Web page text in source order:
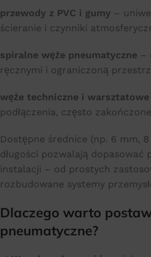
przewody z PVC i gumy –
ścieranie i czynniki
spiralne węże pneumatyczne –
ręcznymi i ograniczoną
węże techniczne i warsztatowe
podłączenia, często
Dostępne średnice (np. 6 mm,
długości pozwalają dopasować
instalacji – od prostych
rozbudowane systemy
Dlaczego warto
pneumatyczne?